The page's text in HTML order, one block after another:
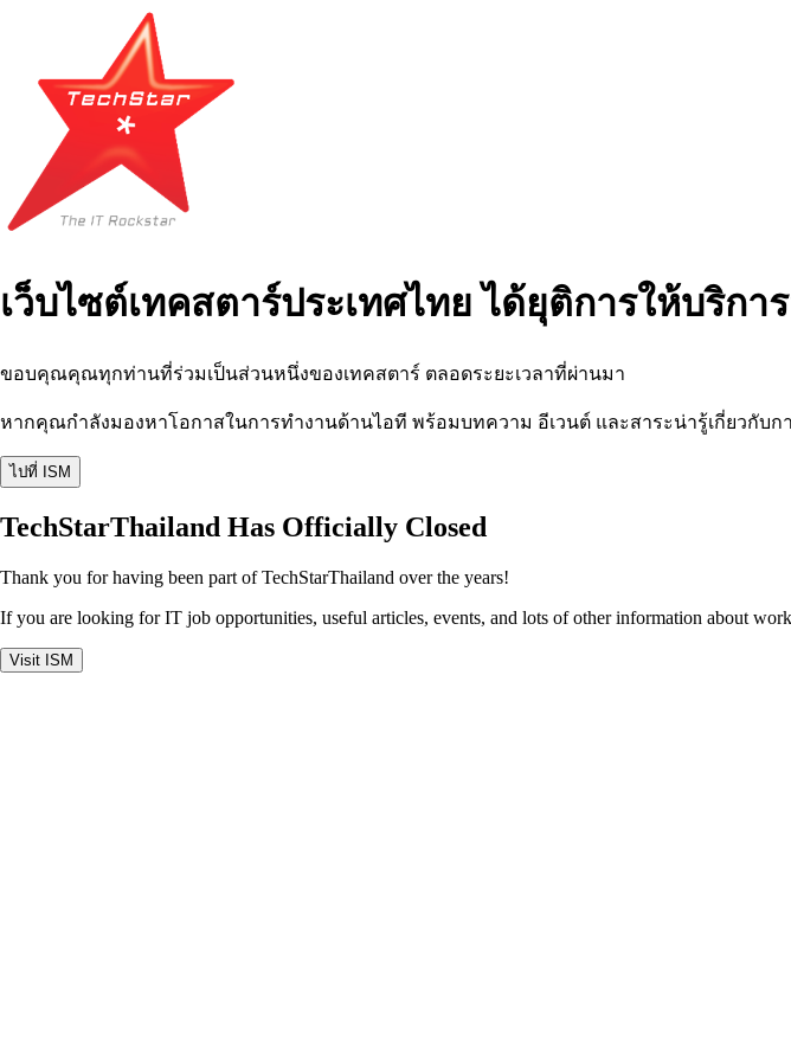
เว็บไซต์เทคสตาร์ประเทศไทย ได้ยุติการให้บริกา
ขอบคุณคุณทุกท่านที่ร่วมเป็นส่วนหนึ่งของเทคสตาร์ ตลอดระยะเวลาที่ผ่านมา
หากคุณกำลังมองหาโอกาสในการทำงานด้านไอที พร้อมบทความ อีเวนต์ และสาระน่ารู้เกี่ยวกับ
ไปที่ ISM
TechStarThailand Has Officially Closed
Thank you for having been part of TechStarThailand over the years!
If you are looking for IT job opportunities, useful articles, events, and lots of other information about
Visit ISM